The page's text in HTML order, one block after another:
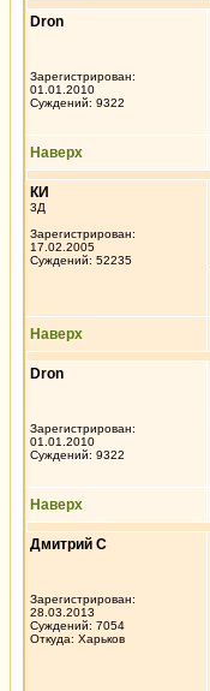
Dron
Зарегистрирован:
01.01.2010
Суждений: 9322
Наверх
КИ
3Д
Зарегистрирован:
17.02.2005
Суждений: 52235
Наверх
Dron
Зарегистрирован:
01.01.2010
Суждений: 9322
Наверх
Дмитрий С
Зарегистрирован:
28.03.2013
Суждений: 7054
Откуда: Харьков